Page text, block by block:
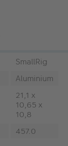
SmallRig
Aluminium
21,1 x
10,65 x
10,8
457.0